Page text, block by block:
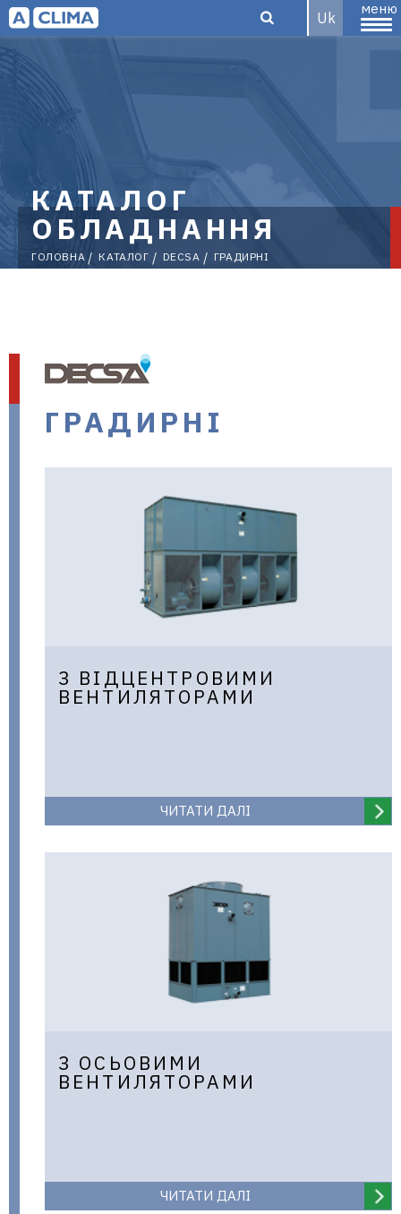
Aclima –
дистриб'ютор
кліматичного
обладнання
Uk
меню
КАТАЛОГ
ОБЛАДНАННЯ
ГОЛОВНА КАТАЛОГ DECSA ГРАДИРНІ
ГРАДИРНІ
З ВІДЦЕНТРОВИМИ
ВЕНТИЛЯТОРАМИ
ЧИТАТИ ДАЛІ
З ОСЬОВИМИ
ВЕНТИЛЯТОРАМИ
ЧИТАТИ ДАЛІ